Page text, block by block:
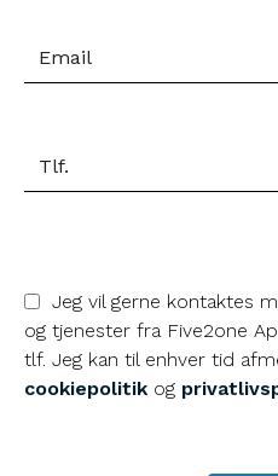
Jeg vil gerne kontaktes
og tjenester fra Five2one
tlf. Jeg kan til enhver tid
cookiepolitik og